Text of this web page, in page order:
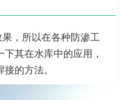
，所以在各种防渗工
其在水库中的应用，
的方法。